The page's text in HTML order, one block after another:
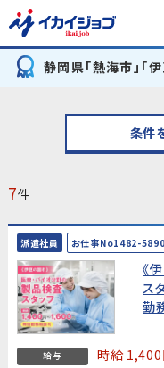
静岡県「熱海市」「
条件
7件
派遣社員 お仕事No1482-5890
《
ス
勤
給与 時給